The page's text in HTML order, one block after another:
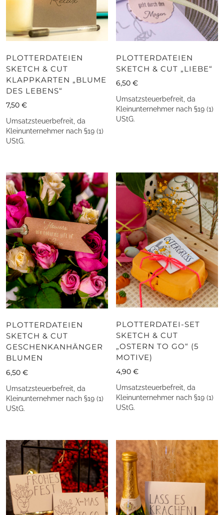
PLOTTERDATEIEN
SKETCH & CUT
KLAPPKARTEN „BLUME
DES LEBENS“
7,50 €
Umsatzsteuerbefreit, da
Kleinunternehmer nach §19 (1)
UStG.
PLOTTERDATEIEN
SKETCH & CUT „LIEBE“
6,50€
Umsatzsteuerbefreit, da
Kleinunternehmer nach §19 (1)
UStG.
PLOTTERDATEIEN
SKETCH & CUT
GESCHENKANHÄNGER
BLUMEN
6,50 €
Umsatzsteuerbefreit, da
Kleinunternehmer nach §19 (1)
UStG.
PLOTTERDATEI-SET
SKETCH & CUT
„OSTERN TO GO“ (5
MOTIVE)
4,90€
Umsatzsteuerbefreit, da
Kleinunternehmer nach §19 (1)
UStG.